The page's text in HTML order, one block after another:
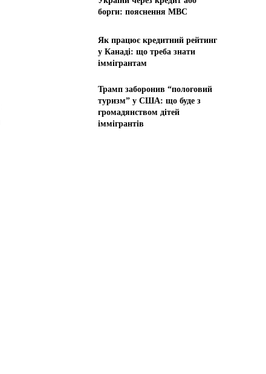
борги: пояснення МВС
Як працює кредитний рейтинг
у Канаді: що треба знати
іммігрантам
Трамп заборонив “пологовий
туризм” у США: що буде з
громадянством дітей
іммігрантів